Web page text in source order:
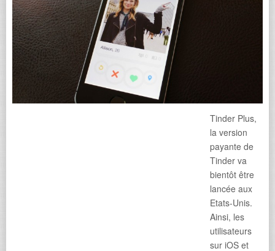
Tinder Plus,
la version
payante de
Tinder va
bientôt être
lancée aux
Etats-Unis.
Ainsi, les
utilisateurs
sur iOS et